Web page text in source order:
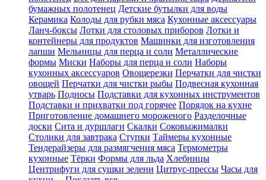
бумажных полотенец Детские бутылки для воды
Керамика Колоды для рубки мяса Кухонные аксессуары
Ланч-боксы Лотки для столовых приборов Лотки и
контейнеры для продуктов Машинки для изготовления
лапши Мельницы для перца и соли Металлические
формы Миски Наборы для перца и соли Наборы
кухонных аксессуаров Овощерезки Перчатки для чистки
овощей Перчатки для чистки рыбы Подвесная кухонная
утварь Подносы Подставки для кухонных инструментов
Подставки и прихватки под горячее Порядок на кухне
Приготовление домашнего мороженого Разделочные
доски Сита и дуршлаги Скалки Соковыжималки
Столики для завтрака Ступки Таймеры кухонные
Тендерайзеры для размягчения мяса Термометры
кухонные Тёрки Формы для льда Хлебницы
Центрифуги для сушки зелени Цитрус-прессы Часы для